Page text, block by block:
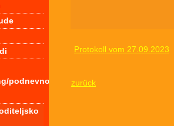
podnevno
Protokoll vom 27.09.2023
zurück